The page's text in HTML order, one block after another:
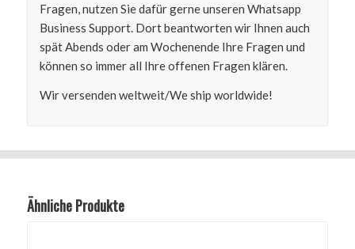
Fragen, nutzen Sie dafür gerne unseren Whatsapp
Business Support. Dort beantworten wir Ihnen auch
spät Abends oder am Wochenende Ihre Fragen und
können so immer all Ihre offenen Fragen klären.
Wir versenden weltweit/We ship worldwide!
Ähnliche Produkte